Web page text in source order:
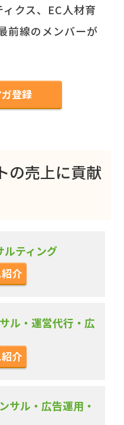
クス、EC人材育
前線のメンバーが
登録
の売上に貢献
ルティング
介
ル・運営代行・広
介
サル・広告運用・